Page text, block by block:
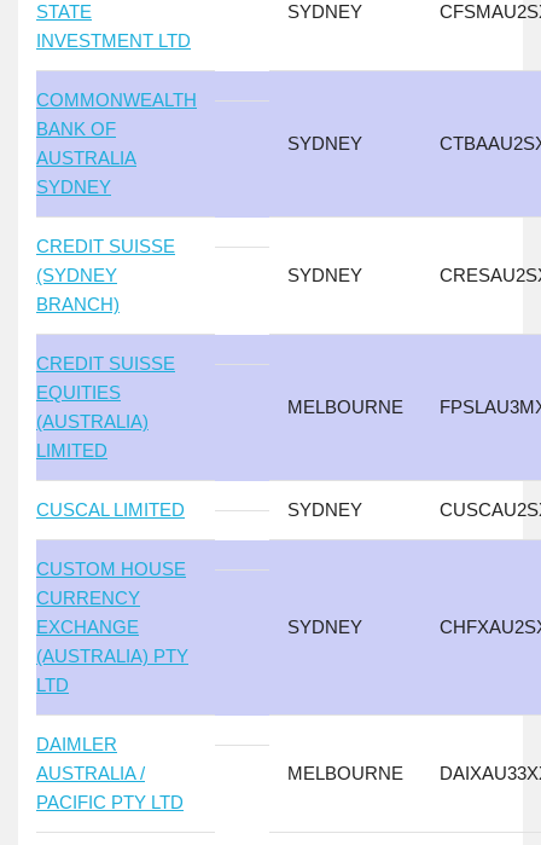
STATE
INVESTMENT LTD
SYDNEY
COMMONWEALTH
BANK OF
AUSTRALIA
SYDNEY
SYDNEY
CREDIT SUISSE
(SYDNEY
BRANCH)
SYDNEY
CREDIT SUISSE
EQUITIES
(AUSTRALIA)
LIMITED
MELBOURNE
CUSCAL LIMITED SYDNEY
CUSTOM HOUSE
CURRENCY
EXCHANGE
(AUSTRALIA) PTY
LTD
SYDNEY
DAIMLER
AUSTRALIA /
PACIFIC PTY LTD
MELBOURNE